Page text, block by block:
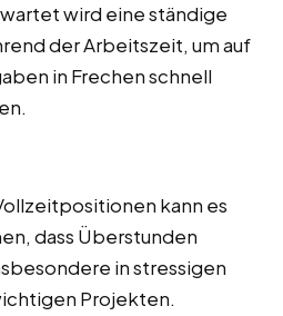
wird eine ständige
der Arbeitszeit, um auf
in Frechen schnell
kann es
dass Überstunden
in stressigen
Projekten.